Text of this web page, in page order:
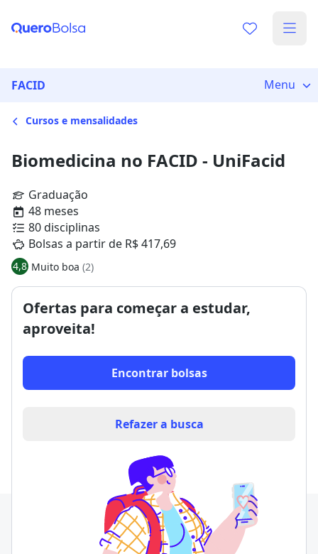
FACID Menu
Cursos e mensalidades
Biomedicina no FACID - UniFacid
Graduação
48 meses
80 disciplinas
Bolsas a partir de R$ 417,69
4,8 Muito boa (2)
Ofertas para começar a estudar,
aproveita!
Encontrar bolsas
Refazer a busca